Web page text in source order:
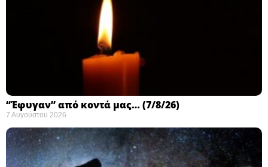
“Έφυγαν” από κοντά μας… (7/8/26)
7 Αυγούστου 2026